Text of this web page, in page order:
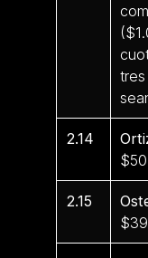
2.14
2.15